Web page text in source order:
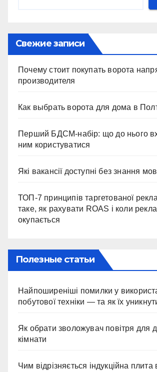
Свежие записи
Почему стоит покупать ворота
производителя
Как выбрать ворота для дома в
Перший БДСМ-набір: що до нього
ним користуватися
Які вакансії доступні без знання
ТОП-7 принципів таргетованої
таке, як рахувати ROAS і коли
окупається
Полезные статьи
Найпоширеніші помилки у
побутової техніки — та як їх
Як обрати зволожувач повітря для
кімнати
Чим відрізняється індукційна плита